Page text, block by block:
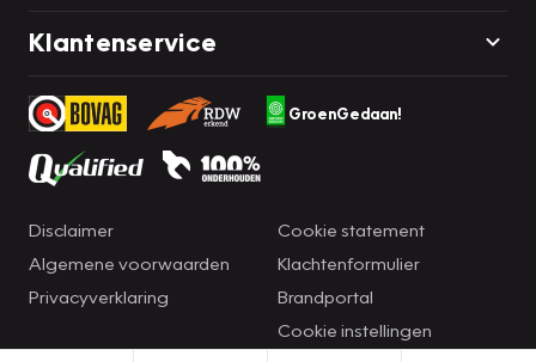
Klantenservice
GroenGedaan!
Disclaimer
Algemene voorwaarden
Privacyverklaring
Cookie statement
Klachtenformulier
Brandportal
Cookie instellingen